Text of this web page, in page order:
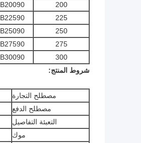
200
B20090
225
B22590
250
B25090
275
B27590
300
B30090
شروط المنتج:
مصطلح التجارة
مصطلح الدفع
التعبئة التفاصيل
موك